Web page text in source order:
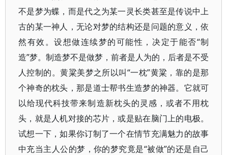
不是梦为蝶，而是代之为某一灵长类甚至是传说中上
古的某一神人，无论对梦的结构还是问题的意义，依
然有效。设想做连续梦的可能性，决定于能否“制
造”梦。制造梦不是做梦，前者是人为的，后者是不受
人控制的。黄粱美梦之所以叫“一枕”黄粱，靠的是那
个神奇的枕头，那是道士帮书生造梦的神器。它就可
以给现代科技带来制造新枕头的灵感，或者不用枕
头，就是人机对接的芯片，或是贴在脑门上的电极。
试想一下，如果你订制了一个在情节充满魅力的故事
中充当主人公的梦，你的梦究竟是“被做”的还是自己